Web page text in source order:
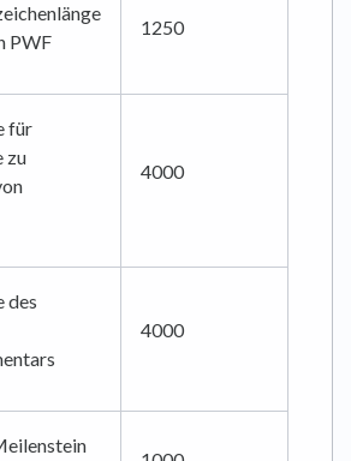
PWF
1250
für
zu
4000
des
4000